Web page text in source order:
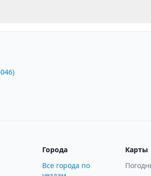
)
Города
Все города по
Карты